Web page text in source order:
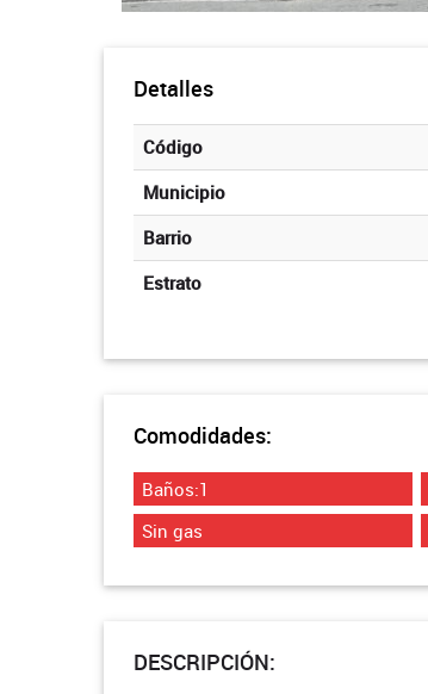
Detalles
Código
Municipio
Barrio
Estrato
Comodidades:
Baños:1
Sin gas
DESCRIPCIÓN: